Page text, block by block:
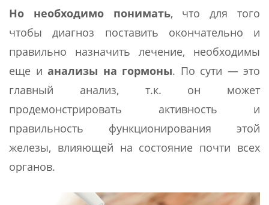
Но необходимо понимать, что для того
чтобы диагноз поставить окончательно и
правильно назначить лечение, необходимы
еще и анализы на гормоны. По сути — это
главный анализ, т.к. он может
продемонстрировать активность и
правильность функционирования этой
железы, влияющей на состояние почти всех
органов.